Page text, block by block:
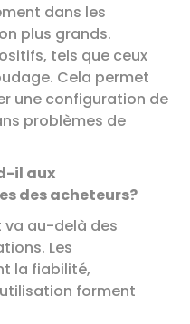
dans les
plus grands.
tels que ceux
Cela permet
une configuration de
problèmes de
il aux
des acheteurs?
va au-delà des
Les
la fiabilité,
forment